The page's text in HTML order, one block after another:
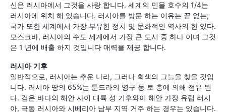
신은 러시아에서 그것을 사랑 합니다. 세계의 민물 호수의 1/4는
러시아에 위치 해 있습니다. 러시아를 방문 하는 이유는 끝 없는;
국가 또한 세계에서 가장 부유한 정치 및 문화적인 역사의 한 있다.
모스크바, 러시아의 수도 세계에서 가장 큰 도시 중 하나 이며 그것
은 1 년에 배출 하지 것입니다 매력을 제공 합니다.
러시아 기후
일반적으로, 러시아는 추운 나라, 그러나 회색의 그늘을 찾을 것입
니다. 러시아 땅의 65%는 툰드라의 영구 동 토 층에 의해 점유 된
다. 검은 바다의 해안 사이 대륙 성 기후와이 해안 가장 유럽 러시
아, 극동 러시아와 시베리아 남부 지역 거주 하는 경우는 있습니다.